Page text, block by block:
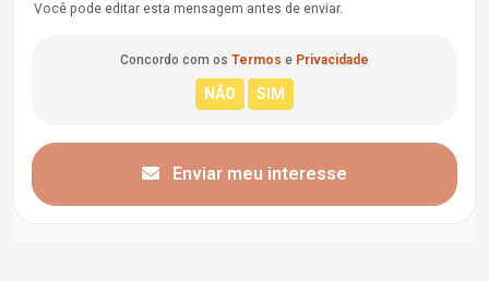
Você pode editar esta mensagem antes de enviar.
Concordo com os Termos e Privacidade
Enviar meu interesse